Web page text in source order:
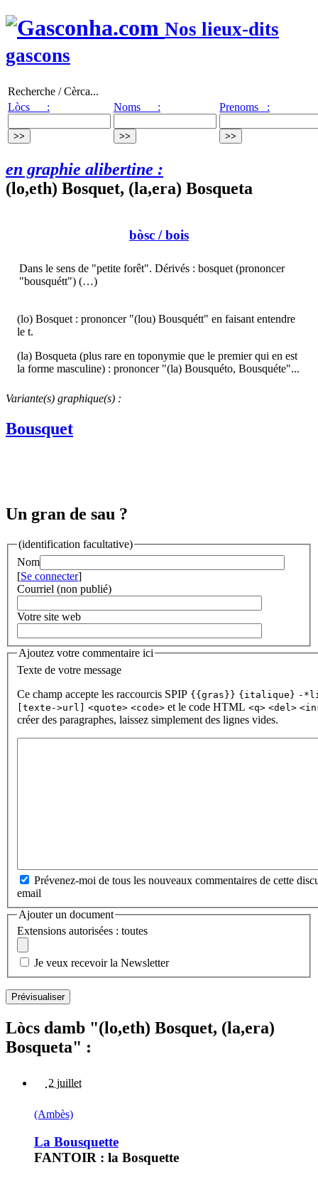
Nos lieux-dits
gascons
Recherche / Cèrca...
Lòcs :
Noms : Prenoms :
en graphie alibertine :
(lo,eth) Bosquet, (la,era) Bosqueta
bòsc / bois
Dans le sens de "petite forêt". Dérivés : bosquet (prononcer
"bousquétt") (…)
(lo) Bosquet : prononcer "(lou) Bousquétt" en faisant entendre
le t.
(la) Bosqueta (plus rare en toponymie que le premier qui en est
la forme masculine) : prononcer "(la) Bousquéto, Bousquéte"...
Variante(s) graphique(s) :
Bousquet
Un gran de sau ?
(identification facultative)
Nom
[Se connecter]
Courriel (non publié)
Votre site web
Ajoutez votre commentaire ici
Texte de votre message
Ce champ accepte les raccourcis SPIP {{gras}} {italique} -
[texte->url] <quote> <code> et le code HTML <q> <del>
créer des paragraphes, laissez simplement des lignes vides.
Prévenez-moi de tous les nouveaux commentaires de cette
email
Ajouter un document
Extensions autorisées : toutes
Je veux recevoir la Newsletter
Lòcs damb "(lo,eth) Bosquet, (la,era)
Bosqueta" :
2 juillet
(Ambès)
La Bousquette
FANTOIR : la Bosquette